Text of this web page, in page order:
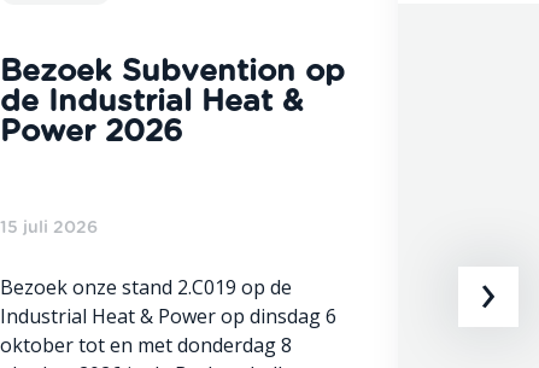
Bezoek Subvention op
de Industrial Heat &
Power 2026
15 juli 2026
Bezoek onze stand 2.C019 op de
Industrial Heat & Power op dinsdag 6
oktober tot en met donderdag 8
›